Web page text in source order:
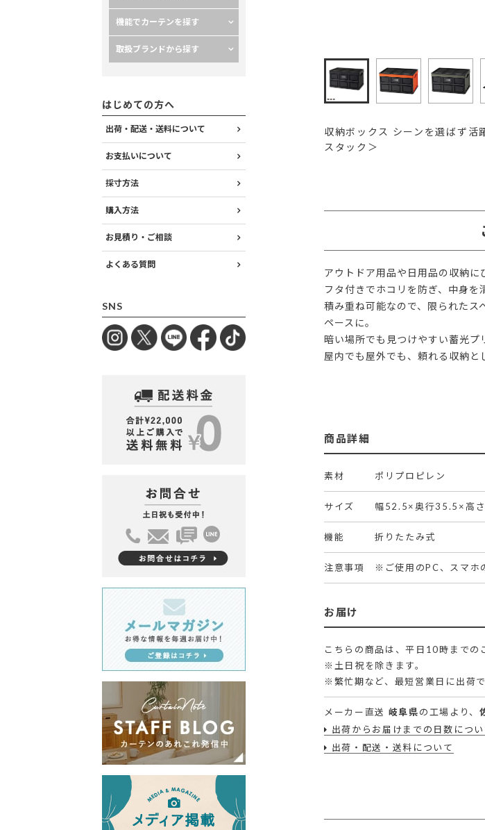
機能でカーテンを探す
取扱ブランドから探す
はじめての方へ
出荷・配送・送料について
お支払いについて
採寸方法
購入方法
お見積り・ご相談
よくある質問
SNS
収納ボックス シーンを選ばず活
スタック＞
アウトドア用品や日用品の収納に
フタ付きでホコリを防ぎ、中身を
積み重ね可能なので、限られたス
ペースに。
暗い場所でも見つけやすい蓄光プ
屋内でも屋外でも、頼れる収納と
商品詳細
素材 ポリプロピレン
サイズ 幅52.5×奥行35.5×高
機能 折りたたみ式
注意事項 ※ご使用のPC、スマホ
お届け
こちらの商品は、平日10時までの
※土日祝を除きます。
※繁忙期など、最短営業日に出荷
メーカー直送 岐阜県の工場より、
出荷からお届けまでの日数につい
出荷・配送・送料について